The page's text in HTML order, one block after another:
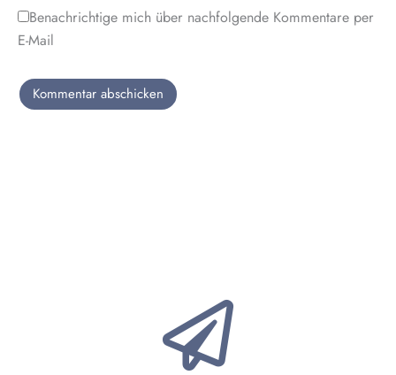
Benachrichtige mich über nachfolgende Kommentare per
E-Mail